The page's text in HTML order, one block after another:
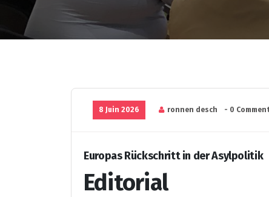
8 Juin 2026 ronnen desch - 0
Europas Rückschritt in der Asylpolitik
Editorial